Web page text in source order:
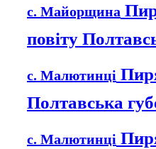
с. Майорщина
повіту
с. Малютинці
Полтавська
с. Малютинці